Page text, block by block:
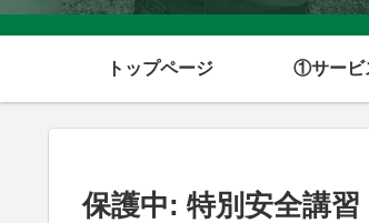
トップページ ①サービ
保護中: 特別安全講